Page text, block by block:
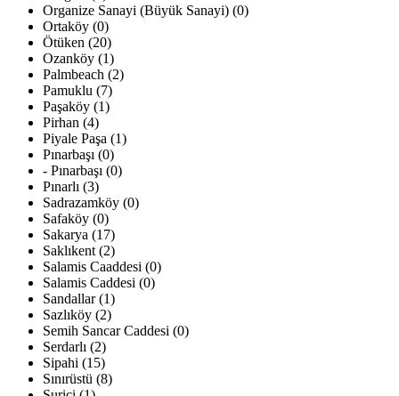
Organize Sanayi (Büyük Sanayi) (0)
Ortaköy (0)
Ötüken (20)
Ozanköy (1)
Palmbeach (2)
Pamuklu (7)
Paşaköy (1)
Pirhan (4)
Piyale Paşa (1)
Pınarbaşı (0)
- Pınarbaşı (0)
Pınarlı (3)
Sadrazamköy (0)
Safaköy (0)
Sakarya (17)
Saklıkent (2)
Salamis Caaddesi (0)
Salamis Caddesi (0)
Sandallar (1)
Sazlıköy (2)
Semih Sancar Caddesi (0)
Serdarlı (2)
Sipahi (15)
Sınırüstü (8)